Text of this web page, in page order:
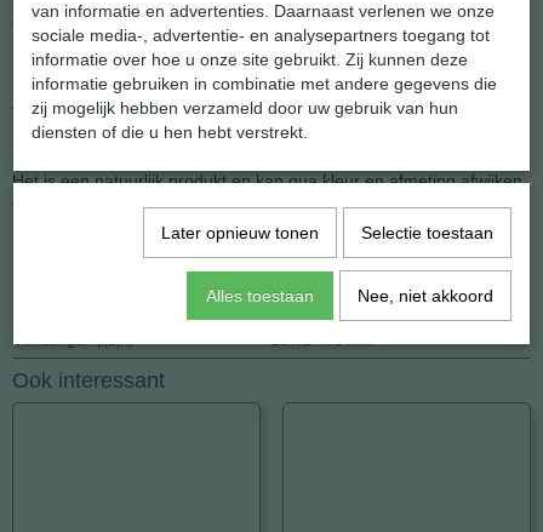
vlak op de borst gedragen kan worden.
Natuurlijk leveren wij dat koord standaard bij.
Afmeting hanger: 6 x 24 x 29 mm.
Gewicht: 10 gram.
Het is een natuurlijk produkt en kan qua kleur en afmeting afwijken
van de foto.
Specificaties
10,00 g
Afmetingen (l,b,h) 29 x 24 x 0 mm
Ook interessant
van informatie en advertenties. Daarnaast verlenen we onze
sociale media-, advertentie- en analysepartners toegang tot
informatie over hoe u onze site gebruikt. Zij kunnen deze
informatie gebruiken in combinatie met andere gegevens die
zij mogelijk hebben verzameld door uw gebruik van hun
diensten of die u hen hebt verstrekt.
Later opnieuw tonen Selectie toestaan
Alles toestaan Nee, niet akkoord